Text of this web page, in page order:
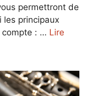
permettront de
les principaux
compte : … Lire